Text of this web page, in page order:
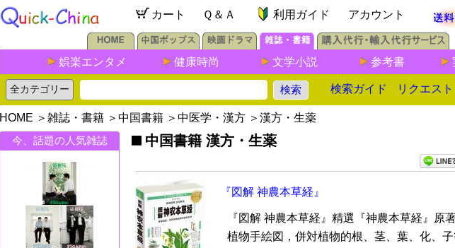
カート Ｑ＆Ａ 利用ガイド アカウント
娯楽エンタメ 健康時尚 文学小説 参考書
検索ガイド リクエスト
HOME ＞ 雑誌・書籍 ＞ 中国書籍 ＞ 中医学・漢方 ＞ 漢方・生薬
今、話題の人気雑誌
中国書籍 漢方・生薬
『図解 神農本草経』
『図解 神農本草経』精選『神農本草経』原
植物手絵図，併対植物的根、茎、葉、化、